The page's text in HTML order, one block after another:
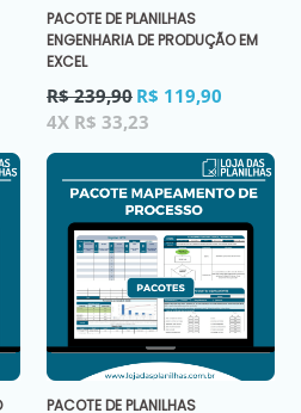
PACOTE DE PLANILHAS
ENGENHARIA DE PRODUÇÃO EM
EXCEL
Preço
normal
R$ 239,90 R$ 119,90
4X R$ 33,23
PACOTE DE PLANILHAS